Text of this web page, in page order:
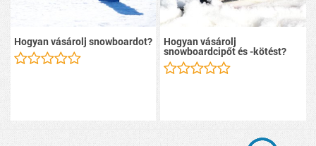
Hogyan vásárolj snowboardot? Hogyan vásárolj
snowboardcipőt és -kötést?